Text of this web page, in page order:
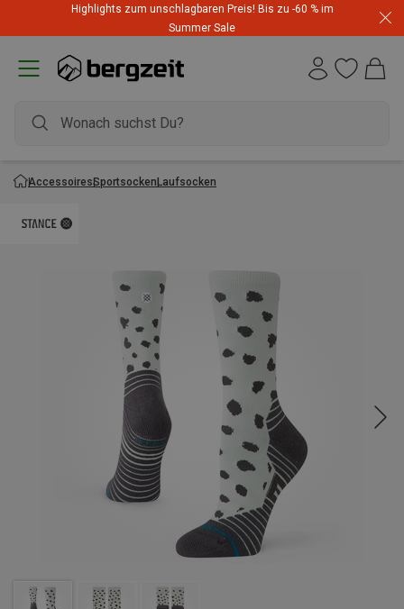
Highlights zum unschlagbaren Preis! Bis zu -60 % im
Summer Sale
AccessoiresSportsockenLaufsocken